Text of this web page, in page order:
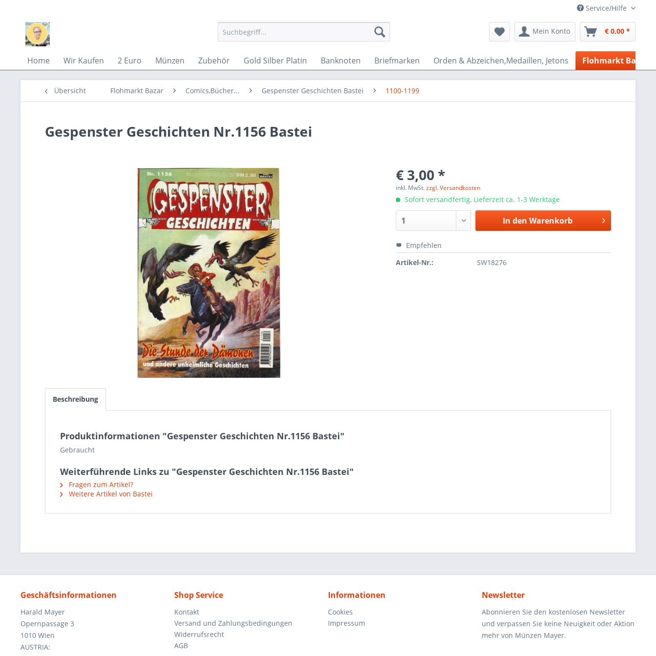
Service/Hilfe
Mein Konto € 0,00 *
Home Wir Kaufen 2 Euro Münzen Zubehör Gold Silber Platin Banknoten Briefmarken Orden & Abzeichen,Medaillen, Jetons Flohmarkt Bazar
Übersicht Flohmarkt Bazar Comics,Bücher... Gespenster Geschichten Bastei 1100-1199
Gespenster Geschichten Nr.1156 Bastei
€ 3,00 *
inkl. MwSt.zzgl. Versandkosten
Sofort versandfertig, Lieferzeit ca. 1-3 Werktage
In den Warenkorb
Empfehlen
Artikel-Nr.:
SW18276
Beschreibung
Produktinformationen "Gespenster Geschichten Nr.1156 Bastei"
Gebraucht
Weiterführende Links zu "Gespenster Geschichten Nr.1156 Bastei"
Fragen zum Artikel?
Weitere Artikel von Bastei
Geschäftsinformationen
Harald Mayer
Opernpassage 3
1010 Wien
AUSTRIA:
Shop Service
Kontakt
Versand und Zahlungsbedingungen
Widerrufsrecht
AGB
Informationen
Cookies
Impressum
Newsletter
Abonnieren Sie den kostenlosen Newsletter
und verpassen Sie keine Neuigkeit oder Aktion
mehr von Münzen Mayer.